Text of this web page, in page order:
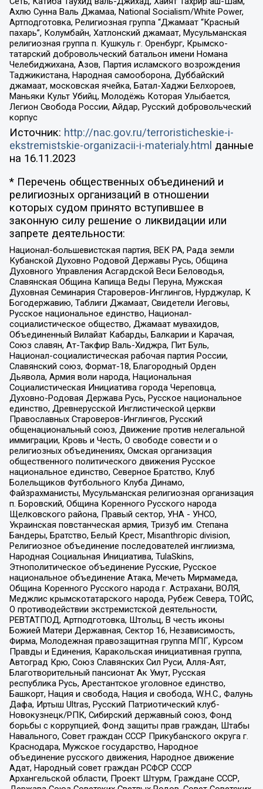
Ахлю Сунна Валь Джамаа, National Socialism/White Power,
Артподготовка, Религиозная группа “Джамаат “Красный
пахарь”, Колумбайн, Хатлонский джамаат, Мусульманская
религиозная группа п. Кушкуль г. Оренбург, Крымско-
татарский добровольческий батальон имени Номана
Челебиджихана, Азов, Партия исламского возрождения
Таджикистана, Народная самооборона, Дуббайский
джамаат, московская ячейка, Батал-Хаджи Белхороев,
Маньяки Культ Убийц, Молодёжь Которая Улыбается,
Легион Свобода России, Айдар, Русский добровольческий
корпус
Источник: http://nac.gov.ru/terroristicheskie-i-
ekstremistskie-organizacii-i-materialy.html данные
на 16.11.2023
* Перечень общественных объединений и
религиозных организаций в отношении
которых судом принято вступившее в
законную силу решение о ликвидации или
запрете деятельности:
Национал-большевистская партия, ВЕК РА, Рада земли
Кубанской Духовно Родовой Державы Русь, Община
Духовного Управления Асгардской Веси Беловодья,
Славянская Община Капища Веды Перуна, Мужская
Духовная Семинария Староверов-Инглингов, Нурджулар, К
Богодержавию, Таблиги Джамаат, Свидетели Иеговы,
Русское национальное единство, Национал-
социалистическое общество, Джамаат мувахидов,
Объединенный Вилайат Кабарды, Балкарии и Карачая,
Союз славян, Ат-Такфир Валь-Хиджра, Пит Буль,
Национал-социалистическая рабочая партия России,
Славянский союз, Формат-18, Благородный Орден
Дьявола, Армия воли народа, Национальная
Социалистическая Инициатива города Череповца,
Духовно-Родовая Держава Русь, Русское национальное
единство, Древнерусской Инглистической церкви
Православных Староверов-Инглингов, Русский
общенациональный союз, Движение против нелегальной
иммиграции, Кровь и Честь, О свободе совести и о
религиозных объединениях, Омская организация
общественного политического движения Русское
национальное единство, Северное Братство, Клуб
Болельщиков Футбольного Клуба Динамо,
Файзрахманисты, Мусульманская религиозная организация
п. Боровский, Община Коренного Русского народа
Щелковского района, Правый сектор, УНА - УНСО,
Украинская повстанческая армия, Тризуб им. Степана
Бандеры, Братство, Белый Крест, Misanthropic division,
Религиозное объединение последователей инглиизма,
Народная Социальная Инициатива, TulaSkins,
Этнополитическое объединение Русские, Русское
национальное объединение Атака, Мечеть Мирмамеда,
Община Коренного Русского народа г. Астрахани, ВОЛЯ,
Меджлис крымскотатарского народа, Рубеж Севера, ТОЙС,
О противодействии экстремистской деятельности,
РЕВТАТПОД, Артподготовка, Штольц, В честь иконы
Божией Матери Державная, Сектор 16, Независимость,
Фирма, Молодежная правозащитная группа МПГ, Курсом
Правды и Единения, Каракольская инициативная группа,
Автоград Крю, Союз Славянских Сил Руси, Алля-Аят,
Благотворительный пансионат Ак Умут, Русская
республика Русь, Арестантское уголовное единство,
Башкорт, Нация и свобода, Нация и свобода, W.H.С., Фалунь
Дафа, Иртыш Ultras, Русский Патриотический клуб-
Новокузнецк/РПК, Сибирский державный союз, Фонд
борьбы с коррупцией, Фонд защиты прав граждан, Штабы
Навального, Совет граждан СССР Прикубанского округа г.
Краснодара, Мужское государство, Народное
объединение русского движения, Народное движение
Адат, Народный совет граждан РСФСР СССР
Архангельской области, Проект Штурм, Граждане СССР,